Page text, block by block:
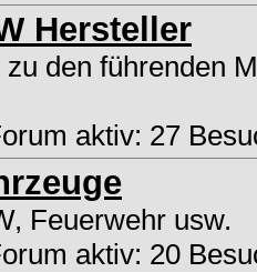
Hersteller
den führenden
aktiv: 27
Feuerwehr usw.
aktiv: 20